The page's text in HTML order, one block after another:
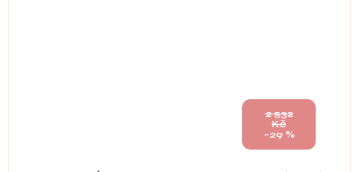
2 532
Kč
–29 %